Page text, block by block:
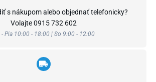
s nákupom alebo objednať telefonicky?
Volajte0915 732 602
- Pia 10:00 - 18:00 | So 9:00 - 12:00